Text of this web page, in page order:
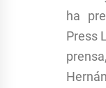
ha
Press